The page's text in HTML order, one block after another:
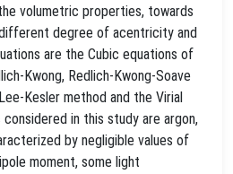
volumetric properties, towards
degree of acentricity and
are the Cubic equations of
Kwong, Redlich-Kwong-Soave
Kesler method and the Virial
in this study are argon,
by negligible values of
moment, some light